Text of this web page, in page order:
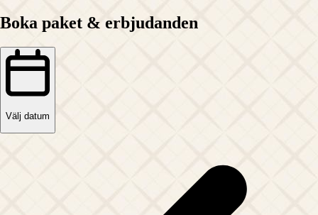
Boka paket & erbjudanden
Välj datum